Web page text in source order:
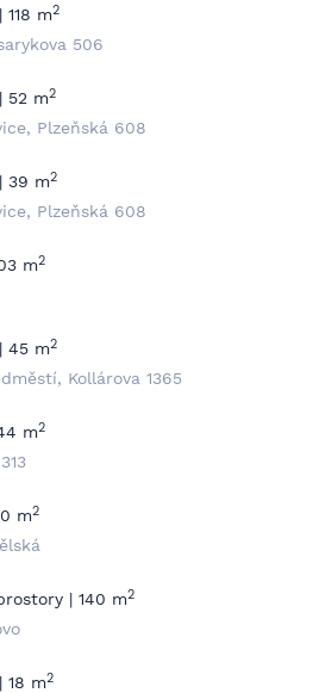
m2
506
52 m2
Plzeňská 608
39 m2
Plzeňská 608
m2
45 m2
Kollárova 1365
m2
m2
| 140 m2
18 m2